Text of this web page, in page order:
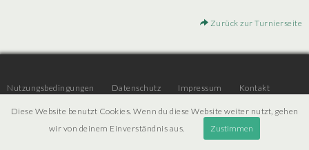
Zurück zur Turnierseite
Nutzungsbedingungen Datenschutz Impressum Kontakt
© 2026 | JTR v3.6 |Projekt [ PI ] Internet
Diese Website benutzt Cookies. Wenn du diese Website weiter nutzt, gehen
wir von deinem Einverständnis aus.
Zustimmen